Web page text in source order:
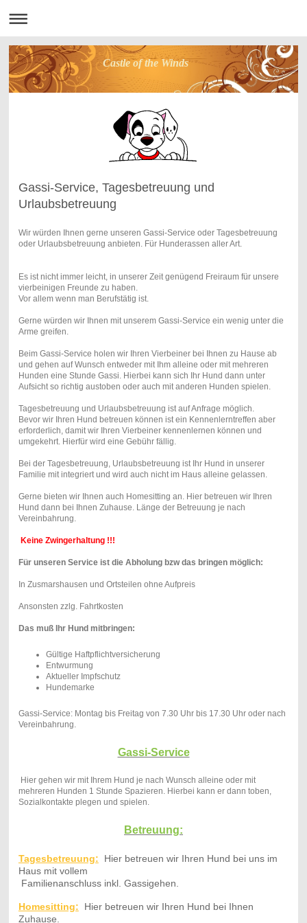
Castle of the Winds
Gassi-Service, Tagesbetreuung und
Urlaubsbetreuung
Wir würden Ihnen gerne unseren Gassi-Service oder Tagesbetreuung
oder Urlaubsbetreuung anbieten. Für Hunderassen aller Art.
Es ist nicht immer leicht, in unserer Zeit genügend Freiraum für unsere
vierbeinigen Freunde zu haben.
Vor allem wenn man Berufstätig ist.
Gerne würden wir Ihnen mit unserem Gassi-Service ein wenig unter die
Arme greifen.
Beim Gassi-Service holen wir Ihren Vierbeiner bei Ihnen zu Hause ab
und gehen auf Wunsch entweder mit Ihm alleine oder mit mehreren
Hunden eine Stunde Gassi. Hierbei kann sich Ihr Hund dann unter
Aufsicht so richtig austoben oder auch mit anderen Hunden spielen.
Tagesbetreuung und Urlaubsbetreuung ist auf Anfrage möglich.
Bevor wir Ihren Hund betreuen können ist ein Kennenlerntreffen aber
erforderlich, damit wir Ihren Vierbeiner kennenlernen können und
umgekehrt. Hierfür wird eine Gebühr fällig.
Bei der Tagesbetreuung, Urlaubsbetreuung ist Ihr Hund in unserer
Familie mit integriert und wird auch nicht im Haus alleine gelassen.
Gerne bieten wir Ihnen auch Homesitting an. Hier betreuen wir Ihren
Hund dann bei Ihnen Zuhause. Länge der Betreuung je nach
Vereinbahrung.
Keine Zwingerhaltung !!!
Für unseren Service ist die Abholung bzw das bringen möglich:
In Zusmarshausen und Ortsteilen ohne Aufpreis
Ansonsten zzlg. Fahrtkosten
Das muß Ihr Hund mitbringen:
Gültige Haftpflichtversicherung
Entwurmung
Aktueller Impfschutz
Hundemarke
Gassi-Service: Montag bis Freitag von 7.30 Uhr bis 17.30 Uhr oder nach
Vereinbahrung.
Gassi-Service
Hier gehen wir mit Ihrem Hund je nach Wunsch alleine oder mit
mehreren Hunden 1 Stunde Spazieren. Hierbei kann er dann toben,
Sozialkontakte plegen und spielen.
Betreuung:
Tagesbetreuung: Hier betreuen wir Ihren Hund bei uns im
Haus mit vollem
Familienanschluss inkl. Gassigehen.
Homesitting: Hier betreuen wir Ihren Hund bei Ihnen
Zuhause.